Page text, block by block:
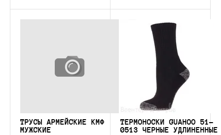
ТРУСЫ АРМЕЙСКИЕ КМФ
МУЖСКИЕ
ТЕРМОНОСКИ GUAHOO 51-
0513 ЧЕРНЫЕ УДЛИНЕННЫЕ